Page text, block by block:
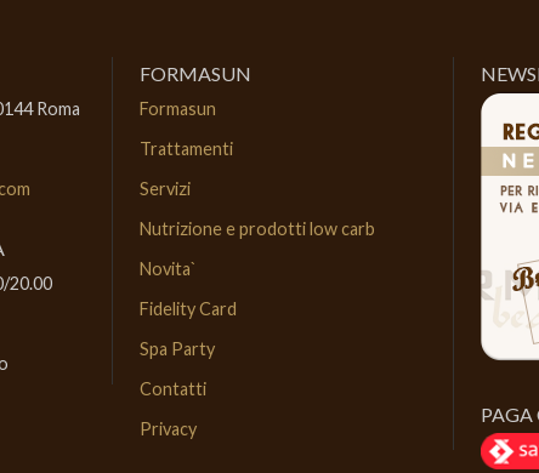
Roma
20.00
FORMASUN
Formasun
Trattamenti
Servizi
Nutrizione e prodotti low carb
Novita`
Fidelity Card
Spa Party
Contatti
Privacy
PAGA